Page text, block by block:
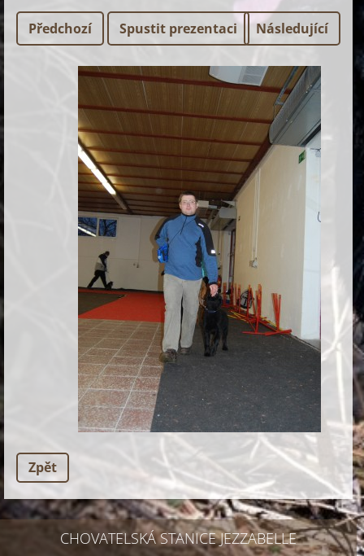
Předchozí Spustit prezentaci Následující
Zpět
CHOVATELSKÁ STANICE JEZZABELLE